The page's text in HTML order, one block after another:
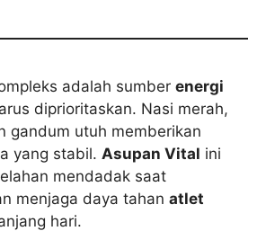
adalah sumber energi
diprioritaskan. Nasi merah,
gandum utuh memberikan
yang stabil. Asupan Vital ini
mendadak saat
menjaga daya tahan atlet
hari.